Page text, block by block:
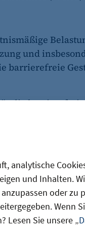
analytische
und Inhalten.
oder zu
Wenn
Lesen Sie unsere „
und
barrierefreie
barrierefrei:
derWeb
ist in